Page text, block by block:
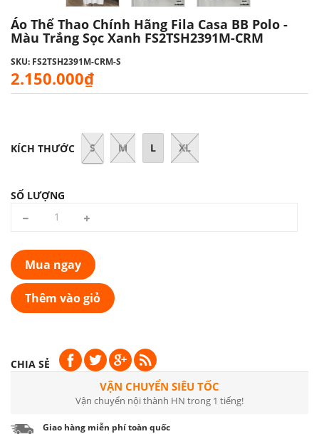
Áo Thể Thao Chính Hãng Fila Casa BB Polo -
Màu Trắng Sọc Xanh FS2TSH2391M-CRM
SKU: FS2TSH2391M-CRM-S
2.150.000₫
KÍCH THƯỚC S M L XL
SỐ LƯỢNG
Mua ngay
Thêm vào giỏ
CHIA SẺ
VẬN CHUYỂN SIÊU TỐC
Vận chuyển nội thành HN trong 1 tiếng!
Giao hàng miễn phí toàn quốc